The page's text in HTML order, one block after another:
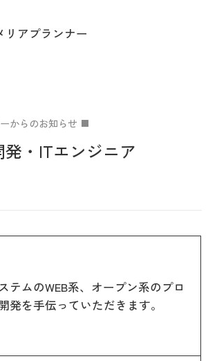
からのお知らせ
・ITエンジニア
テムのWEB系、オープン系のプロ
発を手伝っていただきます。